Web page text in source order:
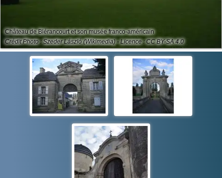
Château de Blérancourt et son musée franco-américain
Crédit Photo : Szeder László (Wikimedia) - Licence : CC BY-SA 4.0